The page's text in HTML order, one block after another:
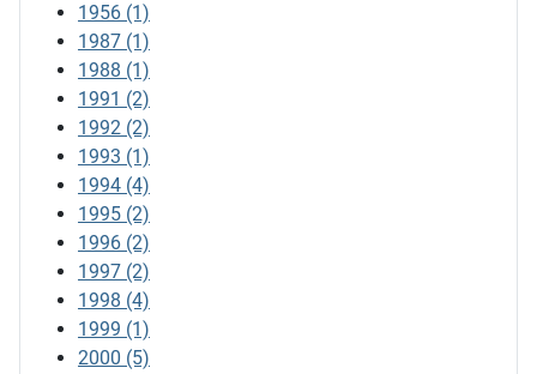
1956 (1)
1987 (1)
1988 (1)
1991 (2)
1992 (2)
1993 (1)
1994 (4)
1995 (2)
1996 (2)
1997 (2)
1998 (4)
1999 (1)
2000 (5)